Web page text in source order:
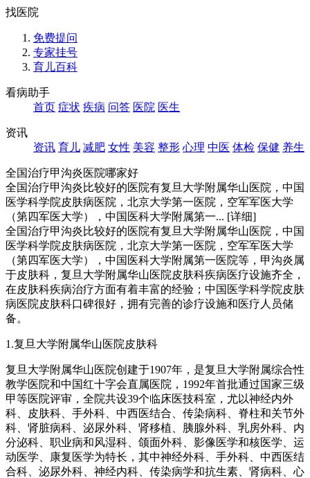
找医院
免费提问
专家挂号
育儿百科
看病助手
首页 症状 疾病 问答 医院 医生
资讯
资讯 育儿 减肥 女性 美容 整形 心理 中医 体检 保健 养生
全国治疗甲沟炎医院哪家好
全国治疗甲沟炎比较好的医院有复旦大学附属华山医院，中国
医学科学院皮肤病医院，北京大学第一医院，空军军医大学
（第四军医大学），中国医科大学附属第一... [详细]
全国治疗甲沟炎比较好的医院有复旦大学附属华山医院，中国
医学科学院皮肤病医院，北京大学第一医院，空军军医大学
（第四军医大学），中国医科大学附属第一医院等，甲沟炎属
于皮肤科，复旦大学附属华山医院皮肤科疾病医疗设施齐全，
在皮肤科疾病治疗方面有着丰富的经验；中国医学科学院皮肤
病医院皮肤科口碑很好，拥有完善的诊疗设施和医疗人员储
备。
1.复旦大学附属华山医院皮肤科
复旦大学附属华山医院创建于1907年，是复旦大学附属综合性
教学医院和中国红十字会直属医院，1992年首批通过国家三级
甲等医院评审，全院共设39个临床医技科室，尤以神经内外
科、皮肤科、手外科、中西医结合、传染病科、脊柱和关节外
科、肾脏病科、泌尿外科、肾移植、胰腺外科、乳房外科、内
分泌科、职业病和风湿科、颌面外科、影像医学和核医学、运
动医学、康复医学为特长，其中神经外科、手外科、中西医结
合科、泌尿外科、神经内科、传染病学和抗生素、肾病科、心